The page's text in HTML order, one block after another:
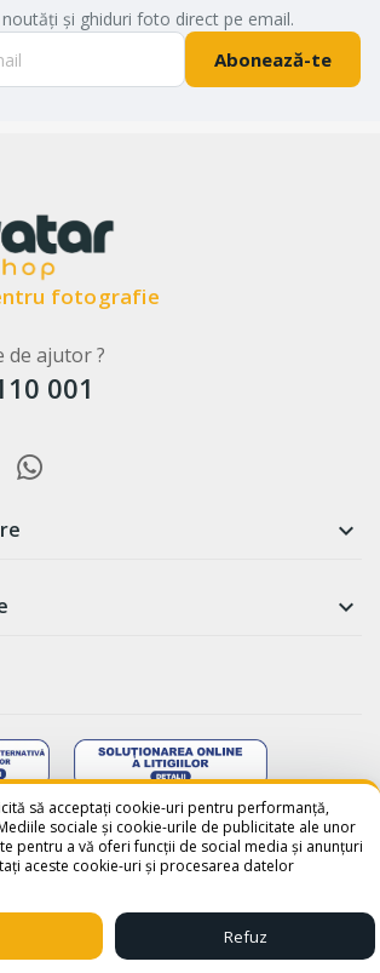
ajuta? Scrie-
noutăți și ghiduri foto direct pe email.
Abonează-te
fotografie
de ajutor ?
001


was crafted with ♥ bySico Media
să acceptați cookie-uri pentru performanță,
sociale și cookie-urile de publicitate ale unor
pentru a vă oferi funcții de social media și anunțuri
aceste cookie-uri și procesarea datelor
Refuz